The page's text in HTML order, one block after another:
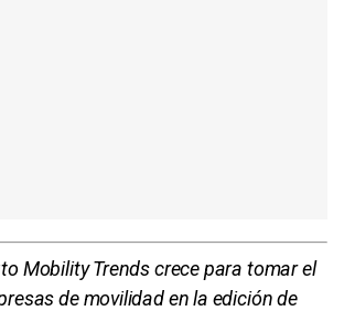
Mobility Trends crece para tomar el
de movilidad en la edición de